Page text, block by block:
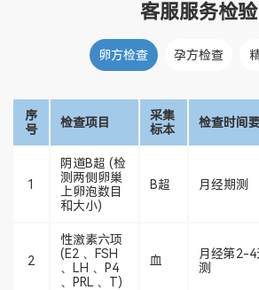
客服服务检验
卵方检查 孕方检查
序
号
检查项目
采集
标本
检查时间
1
阴道B超 (检
测两侧卵巢
上卵泡数目
和大小)
B超 月经期测
2
性激素六项
(E2 、FSH
、LH 、P4
、PRL 、T)
血
月经第2-4
测